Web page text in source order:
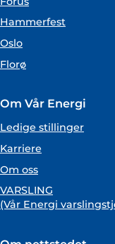
Hammerfest
Oslo
Florø
Om Vår Energi
Ledige stillinger
Karriere
Om oss
VARSLING
(Vår Energi